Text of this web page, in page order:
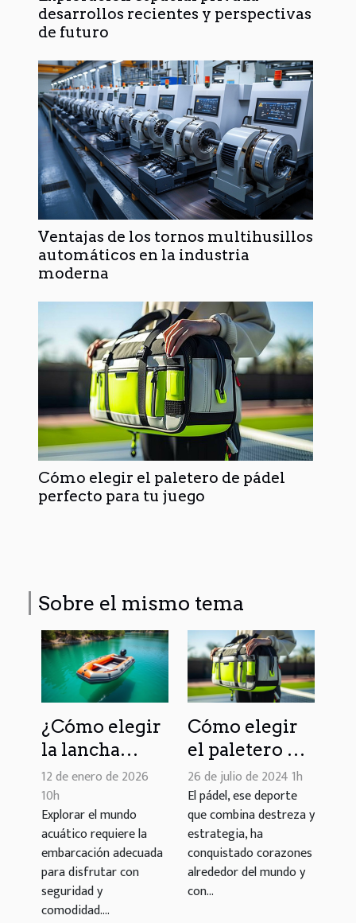
desarrollos recientes y perspectivas
de futuro
Ventajas de los tornos multihusillos
automáticos en la industria
moderna
Cómo elegir el paletero de pádel
perfecto para tu juego
Sobre el mismo tema
¿Cómo elegir
la lancha
neumática
ideal para tus
aventuras
acuáticas?
12 de enero de 2026
10h
Explorar el mundo
acuático requiere la
embarcación adecuada
para disfrutar con
seguridad y
comodidad....
Cómo elegir
el paletero de
pádel
perfecto para
tu juego
26 de julio de 2024 1h
El pádel, ese deporte
que combina destreza y
estrategia, ha
conquistado corazones
alrededor del mundo y
con...